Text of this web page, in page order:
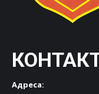
Адреса: